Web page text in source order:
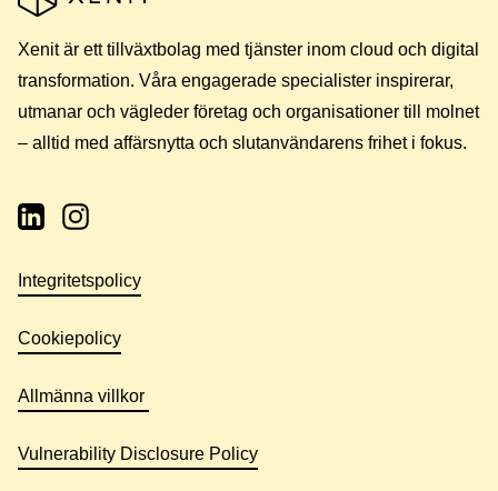
Xenit är ett tillväxtbolag med tjänster inom cloud och digital
transformation. Våra engagerade specialister inspirerar,
utmanar och vägleder företag och organisationer till molnet
– alltid med affärsnytta och slutanvändarens frihet i fokus.
Integritetspolicy
Cookiepolicy
Allmänna villkor
Vulnerability Disclosure Policy